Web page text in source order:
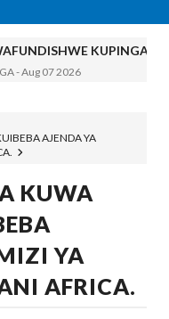
KUPINGA
-Aug 07 2026
WA MADUKA YA
Wa Haki Ndiyo Msingi
07 2026
SOMO LA NISHATI SAFI
07 2026
- Aug 07 2026
AJENDA YA
KUWA
YA
AFRICA.